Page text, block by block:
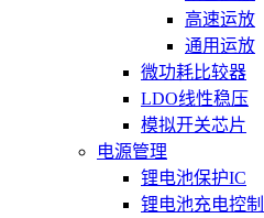
高速运放
通用运放
微功耗比较器
LDO线性稳压
模拟开关芯片
电源管理
锂电池保护IC
锂电池充电控制